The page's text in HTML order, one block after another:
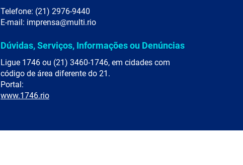
Telefone: (21) 2976-9440
E-mail: imprensa@multi.rio
Dúvidas, Serviços, Informações ou Denúncias
Ligue 1746 ou (21) 3460-1746, em cidades com
código de área diferente do 21.
Portal:
www.1746.rio